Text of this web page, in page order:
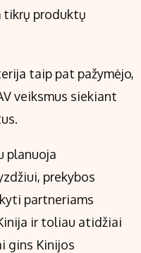
tikrų produktų
taip pat pažymėjo,
veiksmus siekiant
planuoja
prekybos
partneriams
ir toliau atidžiai
gins Kinijos